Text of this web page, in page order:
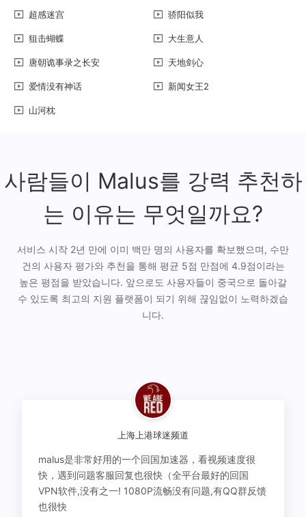
超感迷宫 骄阳似我
狙击蝴蝶 大生意人
唐朝诡事录之长安 天地剑心
爱情没有神话 新闻女王2
山河枕
사람들이 Malus를 강력 추천하
는 이유는 무엇일까요?
서비스 시작 2년 만에 이미 백만 명의 사용자를 확보했으며, 수만
건의 사용자 평가와 추천을 통해 평균 5점 만점에 4.9점이라는
높은 평점을 받았습니다. 앞으로도 사용자들이 중국으로 돌아갈
수 있도록 최고의 지원 플랫폼이 되기 위해 끊임없이 노력하겠습
니다.
上海上港球迷频道
malus是非常好用的一个回国加速器，看视频速度很
快，遇到问题客服回复也很快（全平台最好的回国
VPN软件,没有之一! 1080P流畅没有问题,有QQ群反馈
也很快